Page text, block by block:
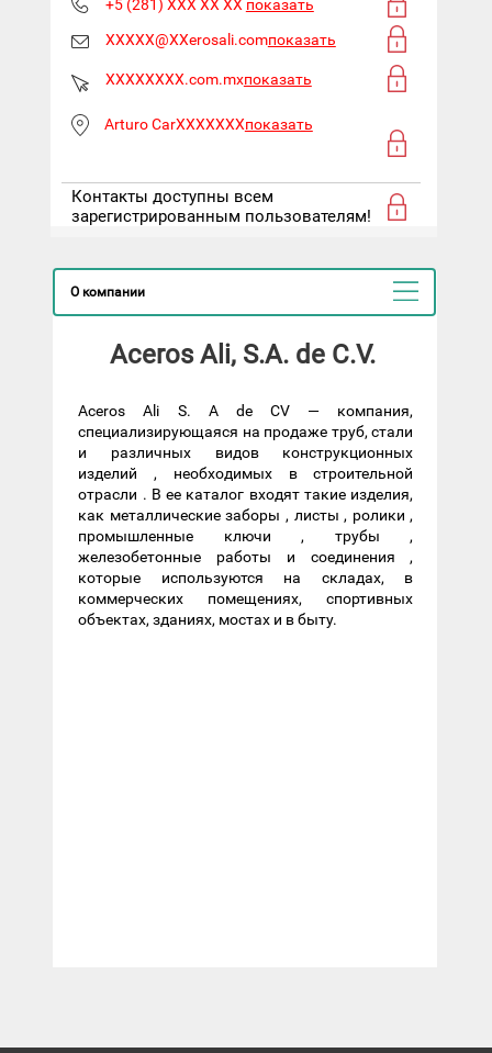
+5 (281) XXX XX XX показать
XXXXX@XXerosali.comпоказать
XXXXXXXX.com.mxпоказать
Arturo CarXXXXXXXпоказать
Контакты доступны всем
зарегистрированным пользователям!
О компании
Aceros Ali, S.A. de C.V.
Aceros Ali S. A de CV — компания,
специализирующаяся на продаже труб, стали
и различных видов конструкционных
изделий , необходимых в строительной
отрасли . В ее каталог входят такие изделия,
как металлические заборы , листы , ролики ,
промышленные ключи , трубы ,
железобетонные работы и соединения ,
которые используются на складах, в
коммерческих помещениях, спортивных
объектах, зданиях, мостах и ​​в быту.